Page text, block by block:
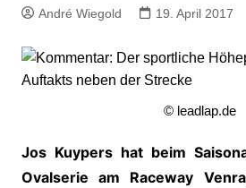
André Wiegold 19. April 2017
© leadlap.de
Jos Kuypers hat beim
Ovalserie am Raceway